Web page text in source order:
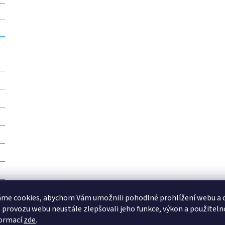
cookies, abychom Vám umožnili pohodlné prohlížení webu a
provozu webu neustále zlepšovali jeho funkce, výkon a
zde.